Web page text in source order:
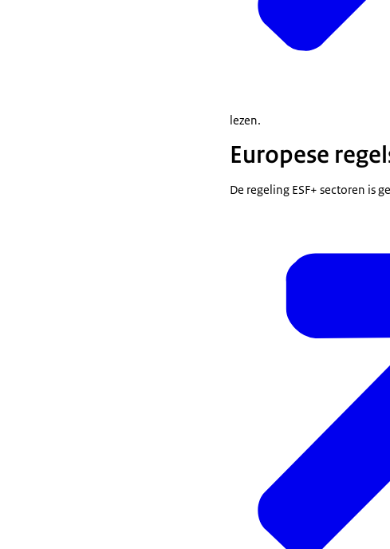
lezen.
Europese
De regeling ESF+ sectoren is